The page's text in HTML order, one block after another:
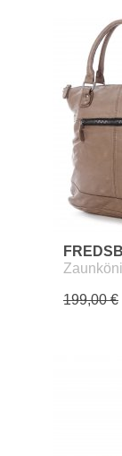
199,00 €